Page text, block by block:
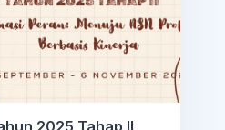
2025 Tahap II